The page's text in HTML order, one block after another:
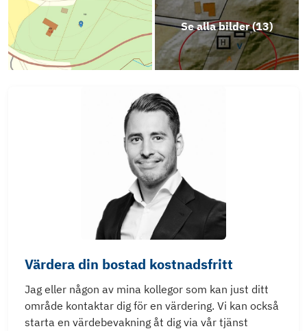
Se alla bilder (13)
Värdera din bostad kostnadsfritt
Jag eller någon av mina kollegor som kan just ditt
område kontaktar dig för en värdering. Vi kan också
starta en värdebevakning åt dig via vår tjänst